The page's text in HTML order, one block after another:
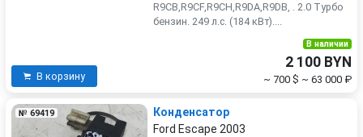
R9CB,R9CF,R9CH,R9DA,R9DB, . 2.0 Турбо
бензин. 249 л.с. (184 кВт)....
В корзину
В наличии
2 100 BYN
~ 700 $ ~ 63 000 ₽
№ 69419
Конденсатор
Ford Escape 2003